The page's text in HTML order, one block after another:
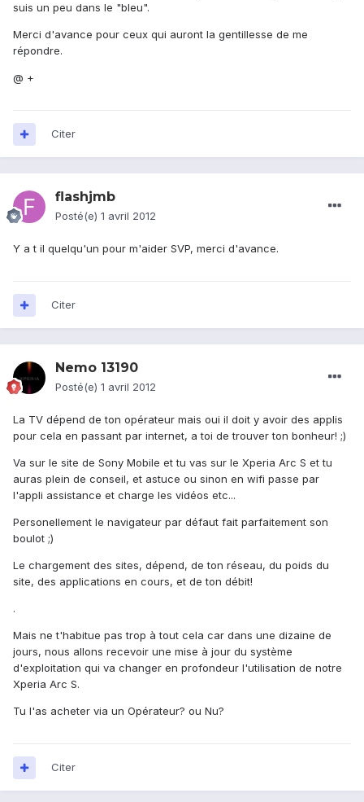
suis un peu dans le "bleu".
Merci d'avance pour ceux qui auront la gentillesse de me
répondre.
@ +
Citer
flashjmb
Posté(e) 1 avril 2012
Y a t il quelqu'un pour m'aider SVP, merci d'avance.
Citer
Nemo 13190
Posté(e) 1 avril 2012
La TV dépend de ton opérateur mais oui il doit y avoir des applis
pour cela en passant par internet, a toi de trouver ton bonheur! ;)
Va sur le site de Sony Mobile et tu vas sur le Xperia Arc S et tu
auras plein de conseil, et astuce ou sinon en wifi passe par
l'appli assistance et charge les vidéos etc...
Personellement le navigateur par défaut fait parfaitement son
boulot ;)
Le chargement des sites, dépend, de ton réseau, du poids du
site, des applications en cours, et de ton débit!
.
Mais ne t'habitue pas trop à tout cela car dans une dizaine de
jours, nous allons recevoir une mise à jour du système
d'exploitation qui va changer en profondeur l'utilisation de notre
Xperia Arc S.
Tu l'as acheter via un Opérateur? ou Nu?
Citer